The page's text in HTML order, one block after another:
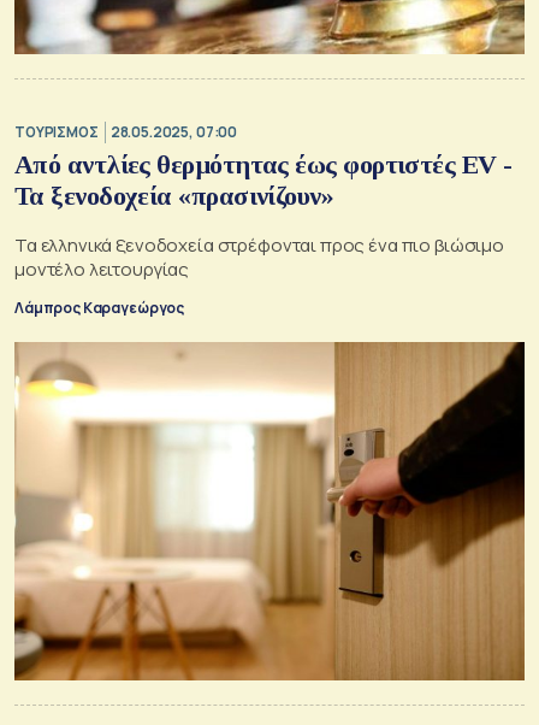
ΤΟΥΡΙΣΜΟΣ 28.05.2025, 07:00
Από αντλίες θερμότητας έως φορτιστές EV -
Τα ξενοδοχεία «πρασινίζουν»
Τα ελληνικά ξενοδοχεία στρέφονται προς ένα πιο βιώσιμο
μοντέλο λειτουργίας
Λάμπρος Καραγεώργος